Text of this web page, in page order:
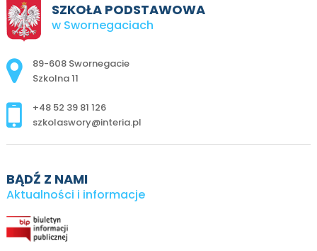
SZKOŁA PODSTAWOWA
w Swornegaciach
Adres pocztowy:
89-608 Swornegacie
Szkolna 11
+48 52 39 81 126
szkolaswory@interia.pl
BĄDŹ Z NAMI
Aktualności i informacje